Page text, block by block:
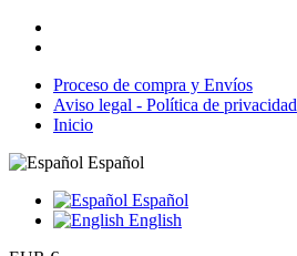
Proceso de compra y Envíos
Aviso legal - Política de privacidad
Inicio
Español
Español
English